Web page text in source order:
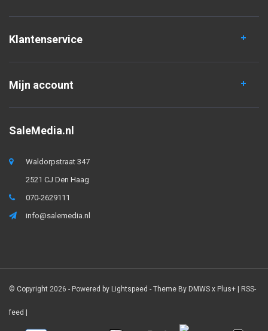
Klantenservice
Mijn account
SaleMedia.nl
Waldorpstraat 347
2521 CJ Den Haag
070-2629111
info@salemedia.nl
© Copyright 2026 - Powered by Lightspeed - Theme By DMWS x Plus+ RSS-
feed